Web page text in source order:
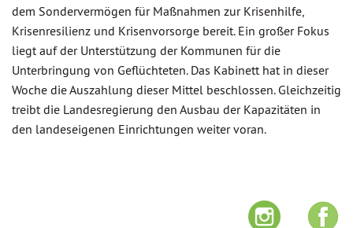
dem Sondervermögen für Maßnahmen zur Krisenhilfe,
Krisenresilienz und Krisenvorsorge bereit. Ein großer Fokus
liegt auf der Unterstützung der Kommunen für die
Unterbringung von Geflüchteten. Das Kabinett hat in dieser
Woche die Auszahlung dieser Mittel beschlossen. Gleichzeitig
treibt die Landesregierung den Ausbau der Kapazitäten in
den landeseigenen Einrichtungen weiter voran.